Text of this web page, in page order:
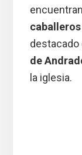
caballeros
destacado
de
la iglesia.